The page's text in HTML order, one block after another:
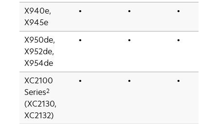
X940e,
X945e
• • •
X950de,
X952de,
X954de
• • •
XC2100
Series2
(XC2130,
XC2132)
• • •